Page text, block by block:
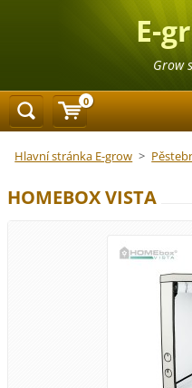
E-
Grow
Hlavní stránka E-grow >
HOMEBOX VISTA
0